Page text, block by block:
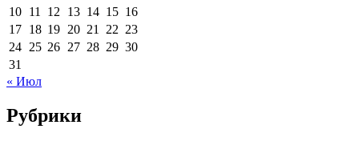
10 11 12 13 14 15 16
17 18 19 20 21 22 23
24 25 26 27 28 29 30
31
« Июл
Рубрики